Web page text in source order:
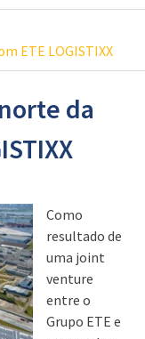
ETE LOGISTIXX
da
Como
resultado de
uma joint
venture
entre o
Grupo ETE e